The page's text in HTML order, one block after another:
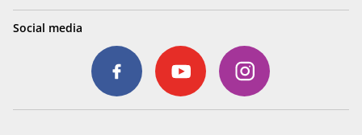
Social media